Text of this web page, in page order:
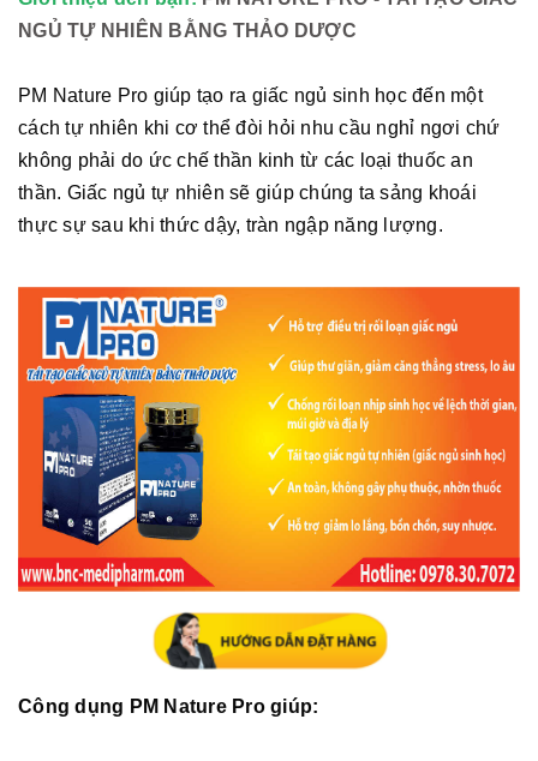
NGỦ TỰ NHIÊN BẰNG THẢO DƯỢC
PM Nature Pro giúp tạo ra giấc ngủ sinh học đến một
cách tự nhiên khi cơ thể đòi hỏi nhu cầu nghỉ ngơi chứ
không phải do ức chế thần kinh từ các loại thuốc an
thần. Giấc ngủ tự nhiên sẽ giúp chúng ta sảng khoái
thực sự sau khi thức dậy, tràn ngập năng lượng.
Công dụng PM Nature Pro giúp: